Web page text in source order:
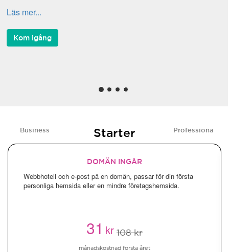
Läs mer...
Kom igång
Business Starter Professional
DOMÄN INGÅR
Webbhotell och e-post på en domän, passar för din första
personliga hemsida eller en mindre företagshemsida.
31kr 108 kr
månadskostnad första året